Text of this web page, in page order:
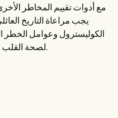
يجب مراعاة التاريخ
الكوليسترول وعوامل الخطر
لصحة القلب والأوعية الدموية للمريض.